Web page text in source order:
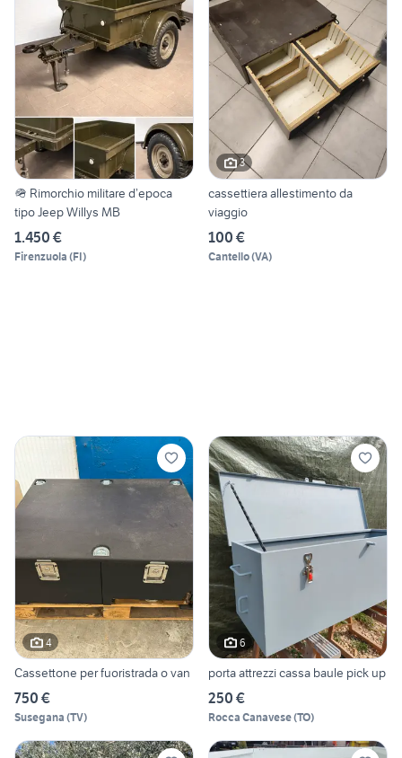
🪖 Rimorchio militare d’epoca
tipo Jeep Willys MB
1.450 €
Firenzuola (FI)
3
cassettiera allestimento da
viaggio
100 €
Cantello(VA)
4
Cassettone per fuoristrada o van
750 €
Susegana (TV)
6
porta attrezzi cassa baule pick up
250 €
Rocca Canavese(TO)